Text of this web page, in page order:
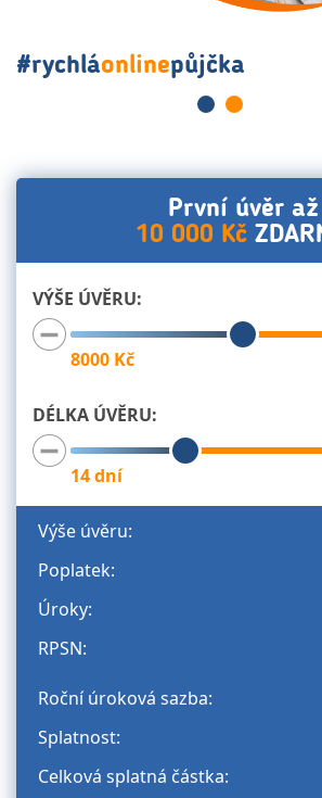
#rychláonlinepůjčka
První úvěr až
10 000 Kč
VÝŠE ÚVĚRU:
8000 Kč
DÉLKA ÚVĚRU:
14dní
Výše úvěru:
Poplatek:
Úroky:
RPSN:
Roční úroková sazba:
Splatnost:
Сelková splatná částka: